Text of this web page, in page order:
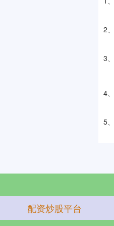
2、
3、
4、
5、
配资炒股平台